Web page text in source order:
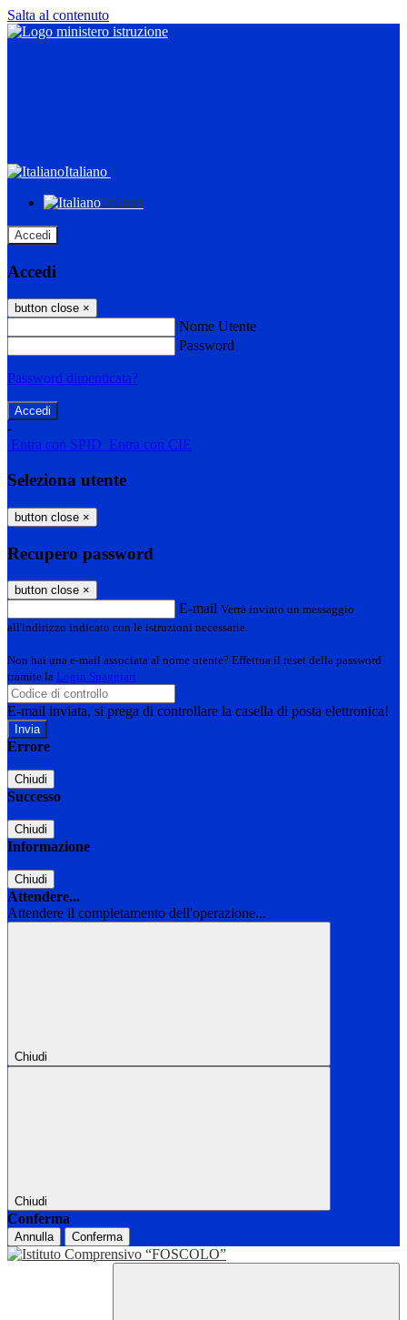
Salta al contenuto
Italiano
Italiano
Accedi
Accedi
button close ×
Nome Utente
Password
Password dimenticata?
-
Entra con SPID Entra con CIE
Seleziona utente
button close ×
Recupero password
button close ×
E-mail Verrà inviato un messaggio
all'indirizzo indicato con le istruzioni necessarie.
Non hai una e-mail associata al nome utente? Effettua il reset della password
tramite la Login Spaggiari
E-mail inviata, si prega di controllare la casella di posta elettronica!
Errore
Chiudi
Successo
Chiudi
Informazione
Chiudi
Attendere...
Attendere il completamento dell'operazione...
Chiudi
Chiudi
Conferma
Annulla Conferma